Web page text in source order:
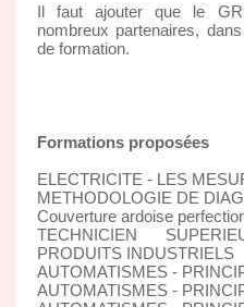
Il faut ajouter que le
nombreux partenaires,
de formation.
Formations proposées
ELECTRICITE - LES
METHODOLOGIE DE
Couverture ardoise
TECHNICIEN
PRODUITS INDUSTRIELS
AUTOMATISMES -
AUTOMATISMES -